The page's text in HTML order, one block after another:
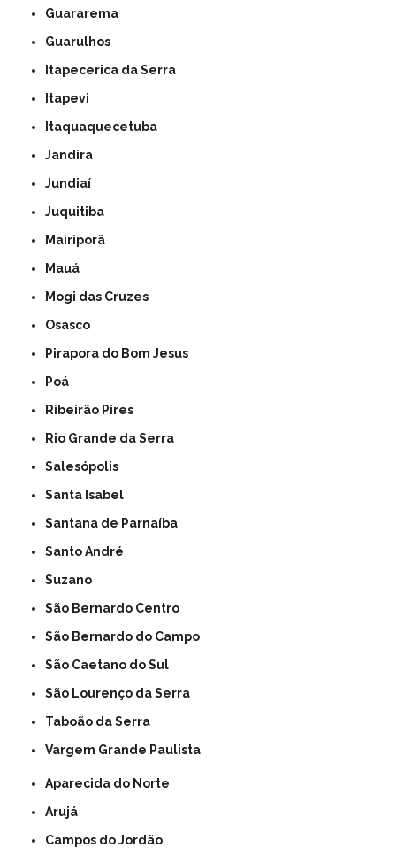
Guararema
Guarulhos
Itapecerica da Serra
Itapevi
Itaquaquecetuba
Jandira
Jundiaí
Juquitiba
Mairiporã
Mauá
Mogi das Cruzes
Osasco
Pirapora do Bom Jesus
Poá
Ribeirão Pires
Rio Grande da Serra
Salesópolis
Santa Isabel
Santana de Parnaíba
Santo André
Suzano
São Bernardo Centro
São Bernardo do Campo
São Caetano do Sul
São Lourenço da Serra
Taboão da Serra
Vargem Grande Paulista
Aparecida do Norte
Arujá
Campos do Jordão